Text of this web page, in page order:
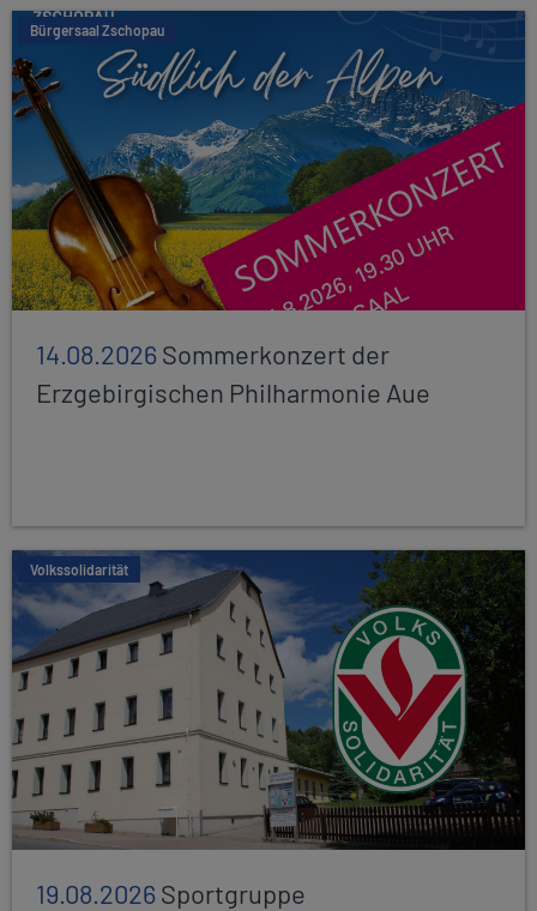
Bürgersaal Zschopau
14.08.2026Sommerkonzert der
Erzgebirgischen Philharmonie Aue
Volkssolidarität
19.08.2026Sportgruppe